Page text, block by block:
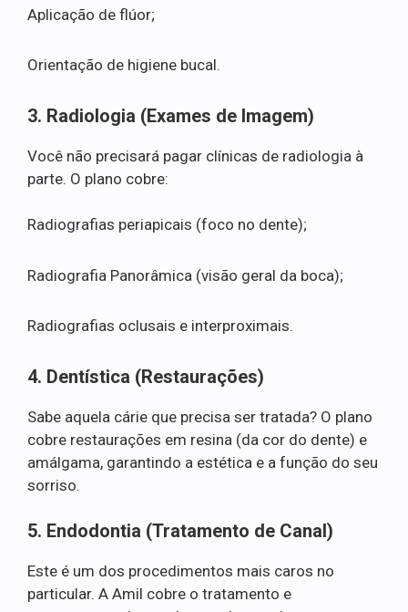
Aplicação de flúor;
Orientação de higiene bucal.
3. Radiologia (Exames de Imagem)
Você não precisará pagar clínicas de radiologia à
parte. O plano cobre:
Radiografias periapicais (foco no dente);
Radiografia Panorâmica (visão geral da boca);
Radiografias oclusais e interproximais.
4. Dentística (Restaurações)
Sabe aquela cárie que precisa ser tratada? O plano
cobre restaurações em resina (da cor do dente) e
amálgama, garantindo a estética e a função do seu
sorriso.
5. Endodontia (Tratamento de Canal)
Este é um dos procedimentos mais caros no
particular. A Amil cobre o tratamento e